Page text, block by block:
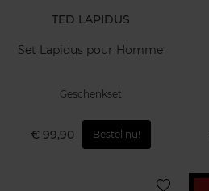
TED LAPIDUS
Set Lapidus pour Homme
Geschenkset
€ 99,90 Bestel nu!